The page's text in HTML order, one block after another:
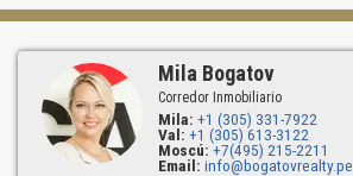
Mila Bogatov
Corredor Inmobiliario
Mila: +1 (305) 331-7922
Val: +1 (305) 613-3122
Moscú: +7(495) 215-2211
Email: info@bogatovrealty.pe